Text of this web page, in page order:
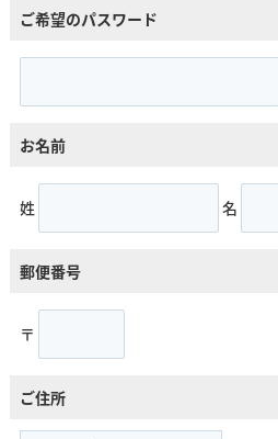
ご希望のパスワード
お名前
姓 名
郵便番号
〒
ご住所